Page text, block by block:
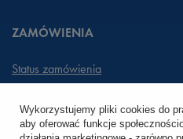
ZAMÓWIENIA
Status zamówienia
Chcę zareklamować produkt
Wykorzystujemy pliki cookies do
aby oferować funkcje